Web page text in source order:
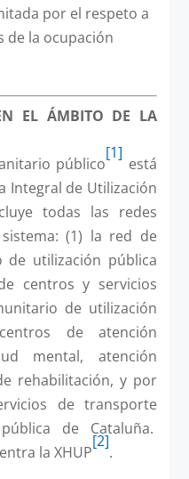
por el respeto a
de la ocupación
EL ÁMBITO DE LA
público
[1]
está
Integral de Utilización
todas las redes
(1) la red de
de utilización pública
centros y servicios
de utilización
de atención
mental, atención
rehabilitación, y por
de transporte
de Cataluña.
la XHUP
[2]
.